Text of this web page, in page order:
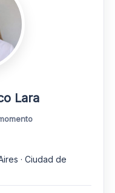
Lara
· Ciudad de